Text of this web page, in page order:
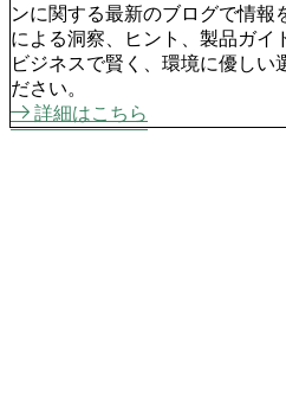
ンに関する最新のブログで情報
による洞察、ヒント、製品ガイ
ビジネスで賢く、環境に優しい
ださい。
詳細はこちら